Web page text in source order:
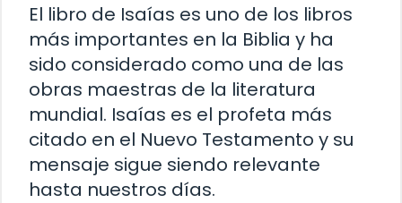
El libro de Isaías es uno de los libros
más importantes en la Biblia y ha
sido considerado como una de las
obras maestras de la literatura
mundial. Isaías es el profeta más
citado en el Nuevo Testamento y su
mensaje sigue siendo relevante
hasta nuestros días.